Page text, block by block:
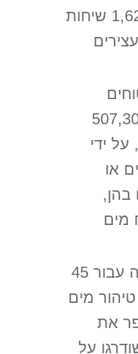
לבין משפחותיהם, וערך 1,623 שיחות
עבור למעלה מ-507,300
עקורים, על ידי
או
בהן,
מים
ארגן שלושה מפגשי הדרכה עבור 45
מים
את
על